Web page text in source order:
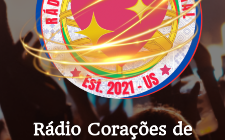
Rádio Corações de